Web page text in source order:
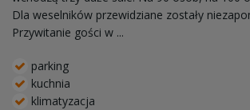
Dla weselników przewidziane zostały
Przywitanie gości w ...
parking
kuchnia
klimatyzacja